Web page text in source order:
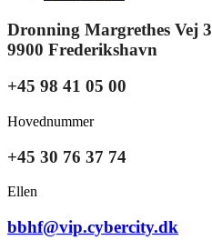
Dronning Margrethes Vej 3
9900 Frederikshavn
+45 98 41 05 00
Hovednummer
+45 30 76 37 74
Ellen
bbhf@vip.cybercity.dk